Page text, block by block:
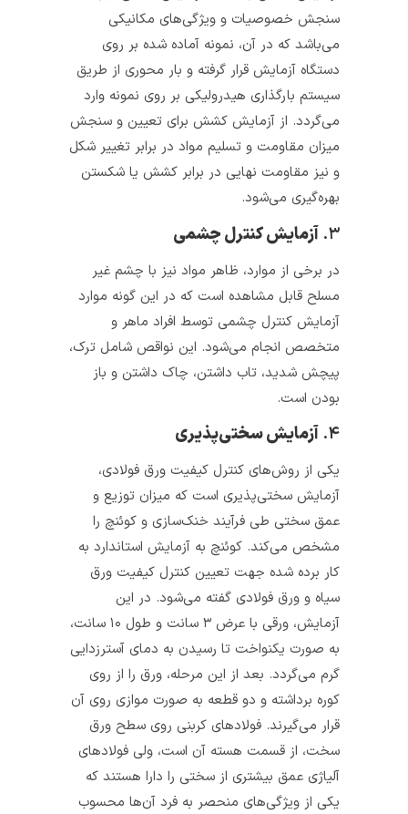
سنجش خصوصیات و ویژگی‌های مکانیکی
می‌باشد که در آن، نمونه آماده شده بر روی
دستگاه آزمایش قرار گرفته و بار محوری از طریق
سیستم بارگذاری هیدرولیکی بر روی نمونه وارد
می‌گردد. از آزمایش کشش برای تعیین و سنجش
میزان مقاومت و تسلیم مواد در برابر تغییر شکل
و نیز مقاومت نهایی در برابر کشش یا شکستن
بهره‌گیری می‌شود.
آزمایش کنترل چشمی
در برخی از موارد، ظاهر مواد نیز با چشم غیر
مسلح قابل مشاهده است که در این گونه موارد
آزمایش کنترل چشمی توسط افراد ماهر و
متخصص انجام می‌شود. این نواقص شامل ترک،
پیچش شدید، تاب داشتن، چاک داشتن و باز
بودن است.
آزمایش سختی‌پذیری
یکی از روش‌های کنترل کیفیت ورق‌ فولادی،
آزمایش سختی‌پذیری است که میزان توزیع و
عمق سختی طی فرآیند خنک‌سازی و کوئنچ را
مشخص می‌کند. کوئنچ به آزمایش استاندارد به
کار برده شده جهت تعیین کنترل کیفیت ورق
سیاه و ورق فولادی گفته می‌شود. در این
آزمایش، ورقی با عرض ۳ سانت و طول ۱۰ سانت،
به صورت یکنواخت تا رسیدن به دمای آسترزدایی
گرم می‌گردد. بعد از این مرحله، ورق را از روی
کوره برداشته و دو قطعه به صورت موازی روی آن
قرار می‌گیرند. فولادهای کربنی روی سطح ورق
سخت، از قسمت هسته آن است، ولی فولادهای
آلیاژی عمق بیشتری از سختی را دارا هستند که
یکی از ویژگی‌های منحصر به فرد آن‌ها محسوب